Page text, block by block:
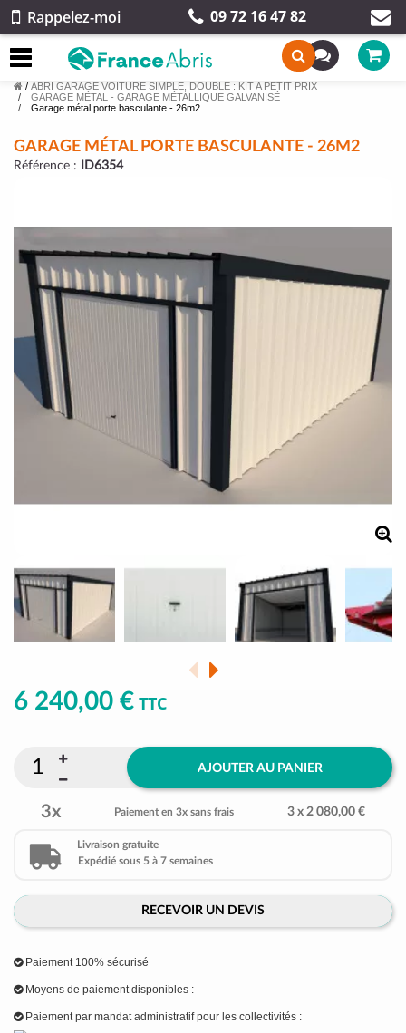
Rappelez-moi 09 72 16 47 82
/ ABRI GARAGE VOITURE SIMPLE, DOUBLE : KIT A PETIT PRIX
GARAGE MÉTAL - GARAGE MÉTALLIQUE GALVANISÉ
Garage métal porte basculante - 26m2
GARAGE MÉTAL PORTE BASCULANTE - 26M2
Référence : ID6354
6 240,00 € TTC
AJOUTER AU PANIER
3x Paiement en 3x sans frais 3 x 2 080,00 €
Livraison gratuite
Expédié sous 5 à 7 semaines
RECEVOIR UN DEVIS
Paiement 100% sécurisé
Moyens de paiement disponibles :
Paiement par mandat administratif pour les collectivités :